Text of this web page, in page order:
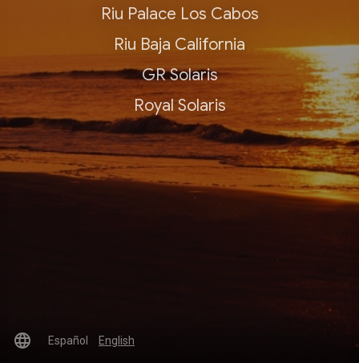
Riu Palace Los Cabos
Riu Baja California
GR Solaris
Royal Solaris
language Español English